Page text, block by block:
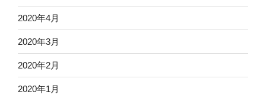
2020年4月
2020年3月
2020年2月
2020年1月